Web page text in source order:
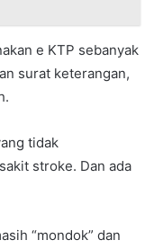
e KTP sebanyak
surat keterangan,
tidak
stroke. Dan ada
“mondok” dan